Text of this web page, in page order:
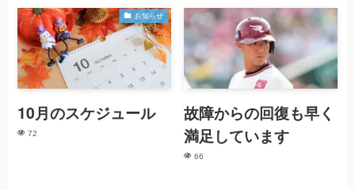
お知らせ
10月のスケジュール
72
故障からの回復も早く
満足しています
66